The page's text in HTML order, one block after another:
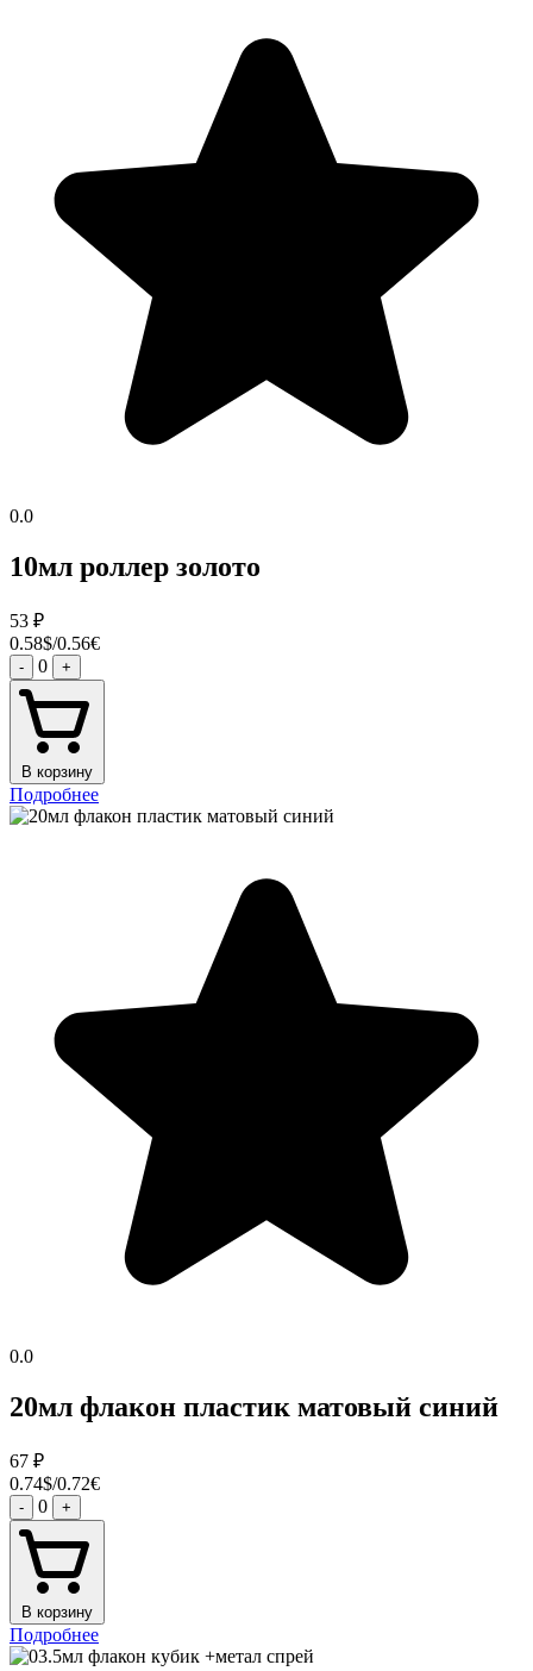
0.0
10мл роллер золото
53 ₽
0.58$/0.56€
- 0 +
В корзину
Подробнее
0.0
20мл флакон пластик матовый синий
67 ₽
0.74$/0.72€
- 0 +
В корзину
Подробнее